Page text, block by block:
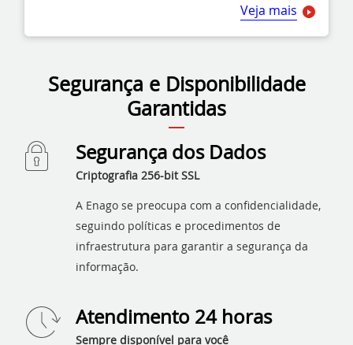
Veja mais
Segurança e Disponibilidade
Garantidas
Segurança dos Dados
Criptografia 256-bit SSL
A Enago se preocupa com a confidencialidade,
seguindo políticas e procedimentos de
infraestrutura para garantir a segurança da
informação.
Atendimento 24 horas
Sempre disponível para você